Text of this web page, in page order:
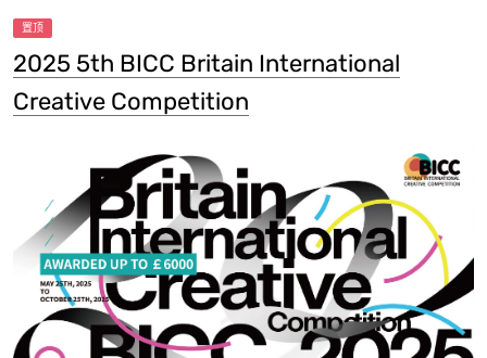
術展－首推 Zero 10 數
置顶
2025 5th BICC Britain International
Creative Competition